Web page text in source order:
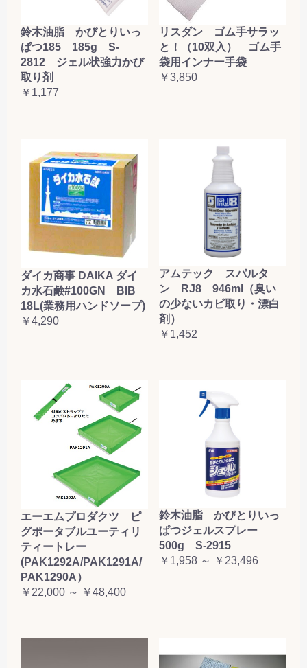
鈴木油脂 かびとりいっ
ぱつ185 185g S-
2812 ジェル状強力かび
取り剤
￥1,177
リスダン ゴム手サラッ
と！（10双入） ゴム手
袋用インナー手袋
￥3,850
ダイカ商事 DAIKA ダイ
カ水石鹸#100GN BIB
18L(業務用ハンドソープ)
￥4,290
アムテック スパルタ
ン RJ8 946ml（臭い
の少ないカビ取り・漂白
剤）
￥1,452
エーエムプロダクツ ピ
グポータブルユーティリ
ティートレー
(PAK1292A/PAK1291A/
PAK1290A）
￥22,000 ～ ￥48,400
鈴木油脂 かびとりいっ
ぱつジェルスプレー
500g S-2915
￥1,958 ～ ￥23,496